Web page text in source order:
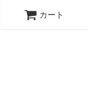
カート